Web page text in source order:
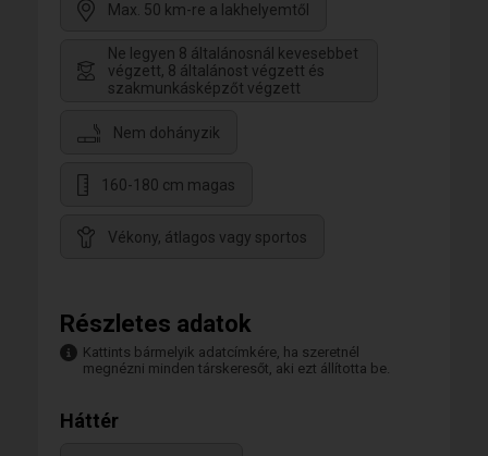
Max. 50 km-re a lakhelyemtől
Ne legyen 8 általánosnál kevesebbet
végzett, 8 általánost végzett és
szakmunkásképzőt végzett
Nem dohányzik
160-180 cm magas
Vékony, átlagos vagy sportos
Részletes adatok
Kattints bármelyik adatcímkére, ha szeretnél
megnézni minden társkeresőt, aki ezt állította be.
Háttér